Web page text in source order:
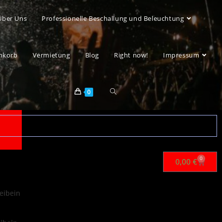
Uns Professionelle Beschallung und Beleuchtung
Vermietung Blog Right now! Impressum
0
0,00 € 0